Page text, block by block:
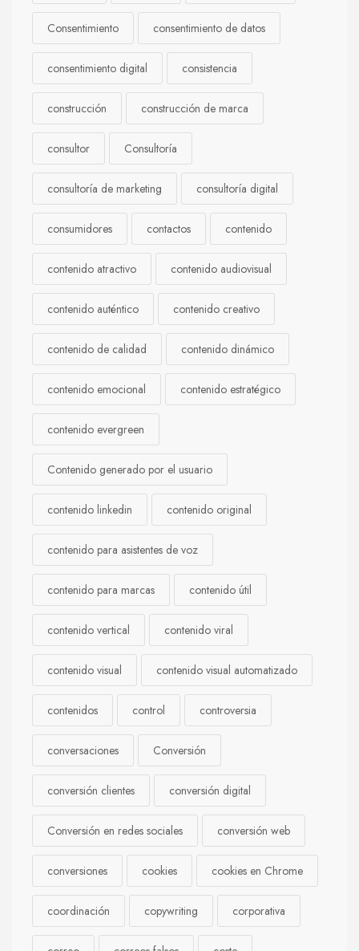
Consentimiento consentimiento de datos
consentimiento digital consistencia
construcción construcción de marca
consultor Consultoría
consultoría de marketing consultoría digital
consumidores contactos contenido
contenido atractivo contenido audiovisual
contenido auténtico contenido creativo
contenido de calidad contenido dinámico
contenido emocional contenido estratégico
contenido evergreen
Contenido generado por el usuario
contenido linkedin contenido original
contenido para asistentes de voz
contenido para marcas contenido útil
contenido vertical contenido viral
contenido visual contenido visual automatizado
contenidos control controversia
conversaciones Conversión
conversión clientes conversión digital
Conversión en redes sociales conversión web
conversiones cookies cookies en Chrome
coordinación copywriting corporativa